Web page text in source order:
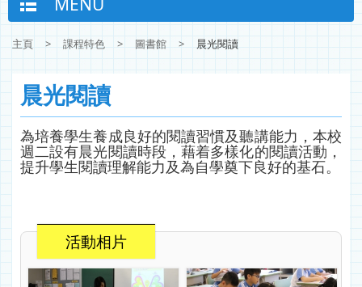
主頁 > 課程特色 > 圖書館 > 晨光閱讀
晨光閱讀
為培養學生養成良好的閱讀習慣及聽講能力，本校
週二設有晨光閱讀時段，藉着多樣化的閱讀活動，
提升學生閱讀理解能力及為自學奠下良好的基石。
活動相片